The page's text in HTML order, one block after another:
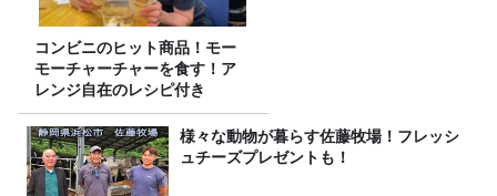
コンビニのヒット商品！モー
モーチャーチャーを食す！ア
レンジ自在のレシピ付き
様々な動物が暮らす佐藤牧場！フレッシ
ュチーズプレゼントも！